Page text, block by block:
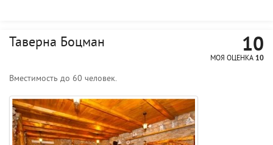
Таверна Боцман 10
МОЯ ОЦЕНКА 10
Вместимость до 60 человек.